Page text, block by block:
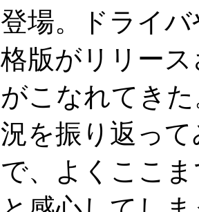
登場。ドライ
格版がリリー
がこなれてき
況を振り返っ
で、よくここ